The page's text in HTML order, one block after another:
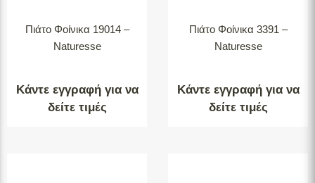
Πιάτο Φοίνικα 19014 –
Naturesse
Κάντε εγγραφή για να
δείτε τιμές
Πιάτο Φοίνικα 3391 –
Naturesse
Κάντε εγγραφή για να
δείτε τιμές